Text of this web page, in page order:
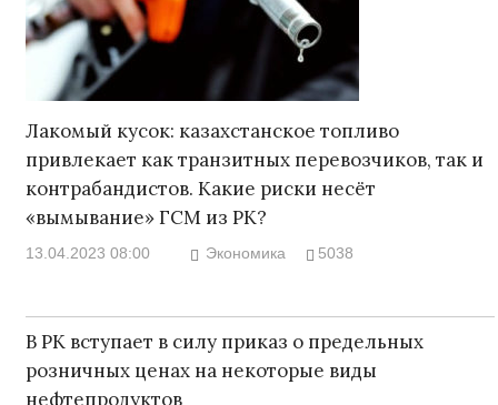
Лакомый кусок: казахстанское топливо
привлекает как транзитных перевозчиков, так и
контрабандистов. Какие риски несёт
«вымывание» ГСМ из РК?
13.04.2023 08:00 Экономика 5038
В РК вступает в силу приказ о предельных
розничных ценах на некоторые виды
нефтепродуктов